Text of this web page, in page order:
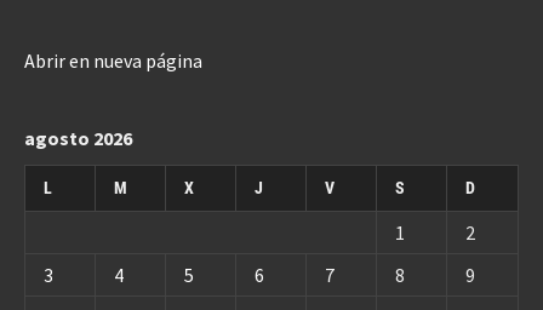
Abrir en nueva página
agosto 2026
L M X J V S D
1
2
3
4 5 6 7 8
9